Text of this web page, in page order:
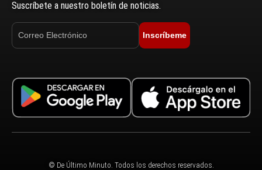
Suscríbete a nuestro boletín de noticias.
Inscríbeme
© De Último Minuto. Todos los derechos reservados.